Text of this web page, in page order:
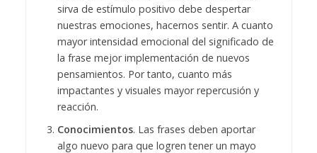
sirva de estímulo positivo debe despertar
nuestras emociones, hacernos sentir. A cuanto
mayor intensidad emocional del significado de
la frase mejor implementación de nuevos
pensamientos. Por tanto, cuanto más
impactantes y visuales mayor repercusión y
reacción.
Conocimientos. Las frases deben aportar
algo nuevo para que logren tener un mayo